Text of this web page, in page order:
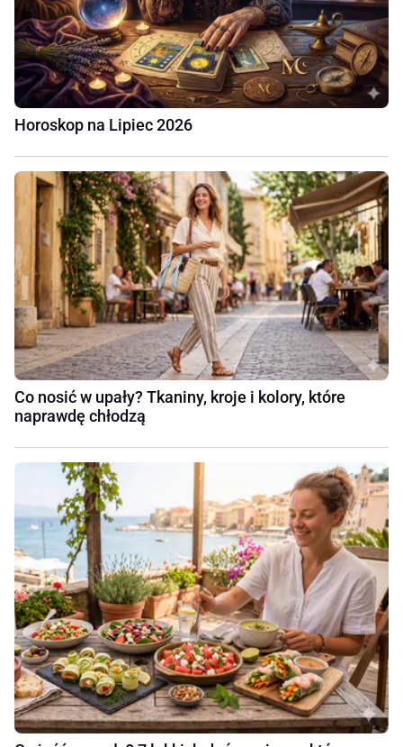
Horoskop na Lipiec 2026
Co nosić w upały? Tkaniny, kroje i kolory, które
naprawdę chłodzą